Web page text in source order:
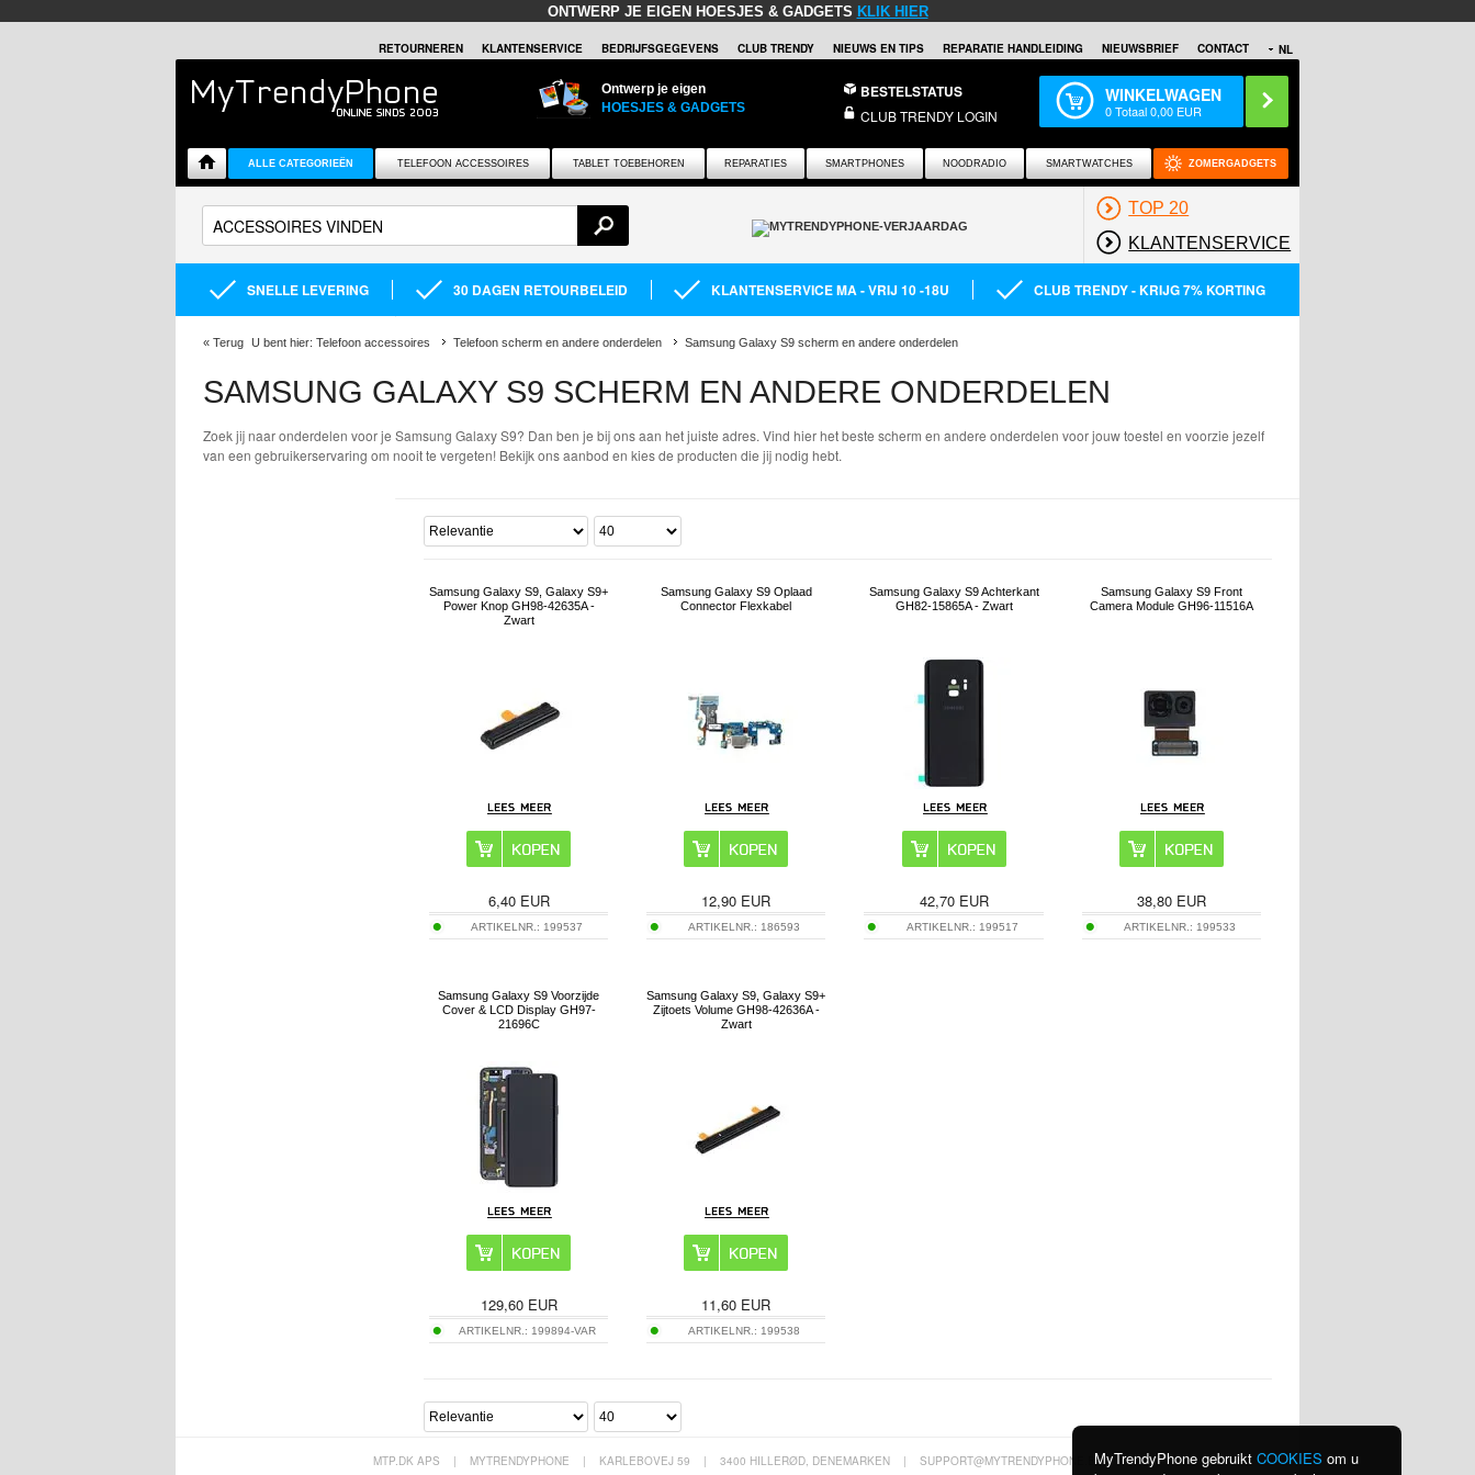
ONTWERP JE EIGEN HOESJES & GADGETS KLIK HIER
NL
RETOURNEREN KLANTENSERVICE BEDRIJFSGEGEVENS CLUB TRENDY NIEUWS EN TIPS REPARATIE HANDLEIDING NIEUWSBRIEF CONTACT
Ontwerp je eigen
HOESJES & GADGETS
BESTELSTATUS
CLUB TRENDY LOGIN
WINKELWAGEN
0Totaal0,00 EUR
ALLE CATEGORIEËN TELEFOON ACCESSOIRES TABLET TOEBEHOREN REPARATIES SMARTPHONES NOODRADIO SMARTWATCHES ZOMERGADGETS
TOP 20
KLANTENSERVICE
SNELLE LEVERING 30 DAGEN RETOURBELEID KLANTENSERVICE MA - VRIJ 10 -18U CLUB TRENDY - KRIJG 7% KORTING
« Terug U bent hier: Telefoon accessoires Telefoon scherm en andere onderdelen Samsung Galaxy S9 scherm en andere onderdelen
SAMSUNG GALAXY S9 SCHERM EN ANDERE ONDERDELEN
Zoek jij naar onderdelen voor je Samsung Galaxy S9? Dan ben je bij ons aan het juiste adres. Vind hier het beste scherm en andere onderdelen voor jouw toestel en voorzie jezelf
van een gebruikerservaring om nooit te vergeten! Bekijk ons aanbod en kies de producten die jij nodig hebt.
Samsung Galaxy S9, Galaxy S9+
Power Knop GH98-42635A -
Zwart
6,40EUR
ARTIKELNR.: 199537
Samsung Galaxy S9 Oplaad
Connector Flexkabel
12,90 EUR
ARTIKELNR.: 186593
Samsung Galaxy S9 Achterkant
GH82-15865A - Zwart
42,70EUR
ARTIKELNR.: 199517
Samsung Galaxy S9 Front
Camera Module GH96-11516A
38,80EUR
ARTIKELNR.: 199533
Samsung Galaxy S9 Voorzijde
Cover & LCD Display GH97-
21696C
129,60EUR
ARTIKELNR.: 199894-VAR
Samsung Galaxy S9, Galaxy S9+
Zijtoets Volume GH98-42636A -
Zwart
11,60 EUR
ARTIKELNR.: 199538
MTP.DK APS | MYTRENDYPHONE | KARLEBOVEJ 59 | 3400 HILLERØD, DENEMARKEN | SUPPORT@MYTRENDYPHONE.BEMyTrendyPhone gebruikt COOKIES om u